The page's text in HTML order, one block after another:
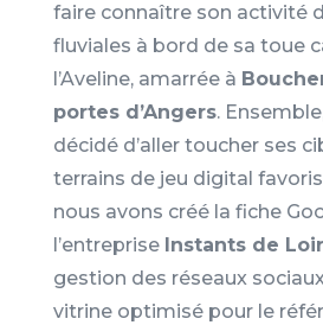
faire connaître son activité
fluviales à bord de sa toue
l’Aveline, amarrée à
portes d’Angers.
décidé d’aller toucher ses
terrains de jeu digital
nous avons créé la fiche
l’entreprise Instants de
gestion des réseaux
vitrine optimisé pour le